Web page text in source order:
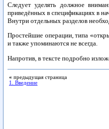
Следует уделять должное
приведённых в спецификациях в
Внутри отдельных разделов
Простейшие операции, типа
и также упоминаются не всегда.
Напротив, в тексте подробно
« предыдущая страница
1. Введение